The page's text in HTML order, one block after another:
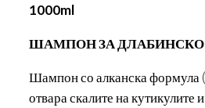
1000ml
ШАМПОН ЗА
Шампон со алканска формула
отвара скалите на кутикулите